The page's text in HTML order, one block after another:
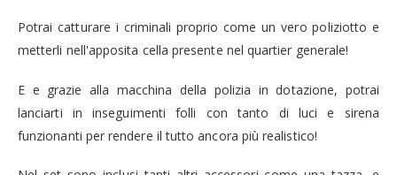
Potrai catturare i criminali proprio come un vero poliziotto e
metterli nell'apposita cella presente nel quartier generale!
E e grazie alla macchina della polizia in dotazione, potrai
lanciarti in inseguimenti folli con tanto di luci e sirena
funzionanti per rendere il tutto ancora più realistico!